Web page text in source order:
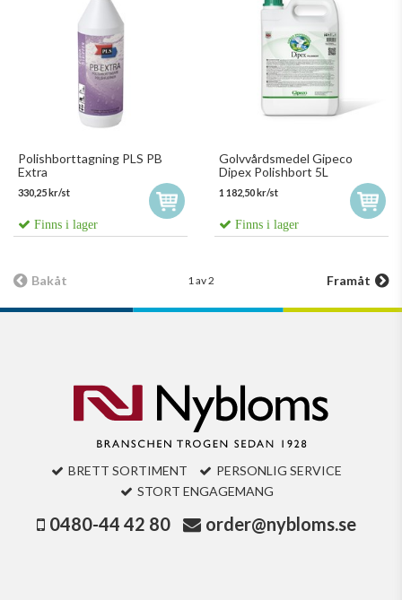
Polishborttagning PLS PB
Extra
330,25 kr/st
Finns i lager
Golvvårdsmedel Gipeco
Dipex Polishbort 5L
1 182,50 kr/st
Finns i lager
Bakåt 1 av 2 Framåt
BRETT SORTIMENT
PERSONLIG SERVICE
STORT ENGAGEMANG
0480-44 42 80 order@nybloms.se